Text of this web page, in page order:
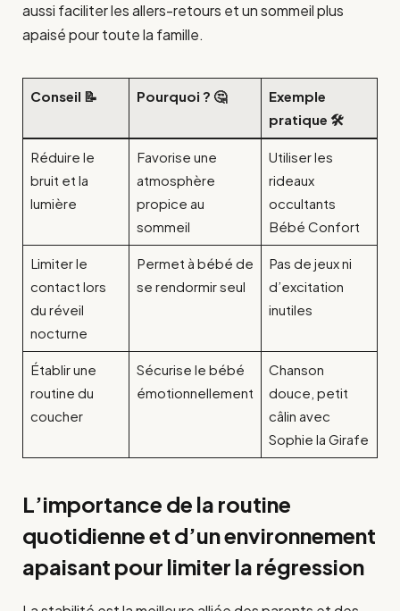
aussi faciliter les allers-retours et un sommeil plus
apaisé pour toute la famille.
Conseil 📝 Pourquoi ? 🤔
Exemple
pratique 🛠️
Réduire le
bruit et la
lumière
Favorise une
atmosphère
propice au
sommeil
Utiliser les
rideaux
occultants
Bébé Confort
Limiter le
contact lors
du réveil
nocturne
Permet à bébé de
se rendormir seul
Pas de jeux ni
d’excitation
inutiles
Établir une
routine du
coucher
Sécurise le bébé
émotionnellement
Chanson
douce, petit
câlin avec
Sophie la Girafe
L’importance de la routine
quotidienne et d’un environnement
apaisant pour limiter la régression